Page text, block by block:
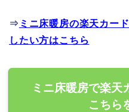
⇒ ミニ床暖房の楽天カー
したい方はこちら
ミニ床暖房で楽天
こちら